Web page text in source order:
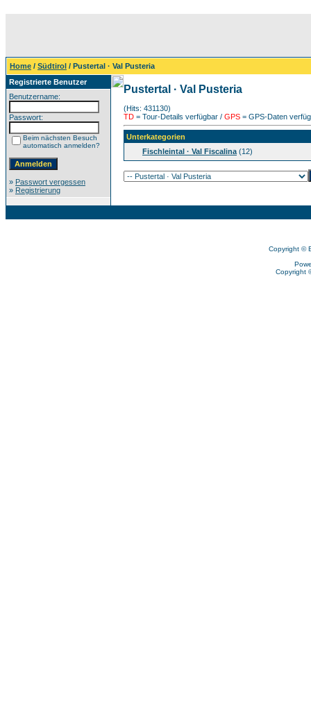
Home / Südtirol / Pustertal · Val Pusteria
Registrierte Benutzer
Benutzername:
Passwort:
Beim nächsten Besuch
automatisch anmelden?
» Passwort vergessen
» Registrierung
Pustertal · Val Pusteria
(Hits: 431130)
TD = Tour-Details verfügbar / GPS = GPS-Daten
Unterkategorien
Fischleintal · Val Fiscalina (12)
Copyright ©
Copyright